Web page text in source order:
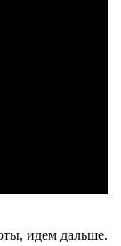
идем дальше.